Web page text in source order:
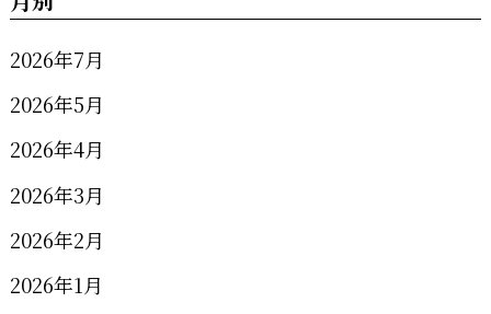
2026年7月
2026年5月
2026年4月
2026年3月
2026年2月
2026年1月